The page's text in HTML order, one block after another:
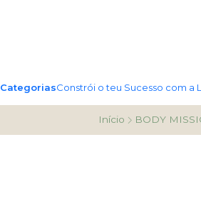
CategoriasConstrói o teu Sucesso com a
Início BODY